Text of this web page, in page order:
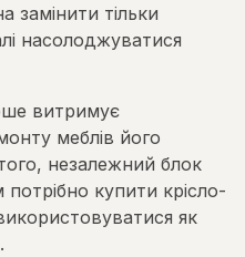
замінити тільки
насолоджуватися
витримує
меблів його
незалежний блок
купити крісло-
як